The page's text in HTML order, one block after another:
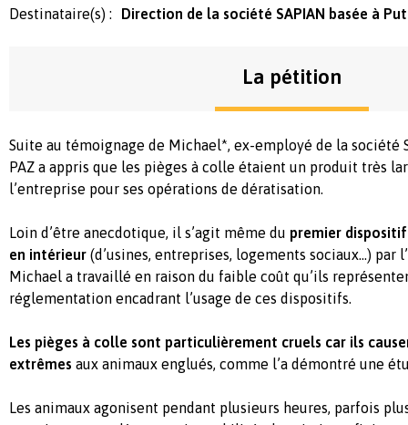
Destinataire(s) : Direction de la société SAPIAN basée à
La pétition
Suite au témoignage de Michael*, ex-employé de la société
PAZ a appris que les pièges à colle étaient un produit très
l’entreprise pour ses opérations de dératisation.
Loin d’être anecdotique, il s’agit même du premier
en intérieur (d’usines, entreprises, logements sociaux…) par
Michael a travaillé en raison du faible coût qu’ils
réglementation encadrant l’usage de ces dispositifs.
Les pièges à colle sont particulièrement cruels car ils
extrêmes aux animaux englués, comme l’a démontré une
Les animaux agonisent pendant plusieurs heures, parfois